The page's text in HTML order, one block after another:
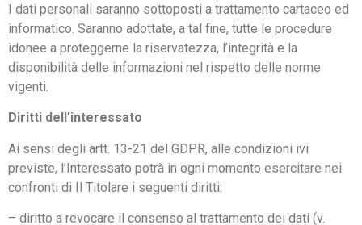
I dati personali saranno sottoposti a trattamento cartaceo ed
informatico. Saranno adottate, a tal fine, tutte le procedure
idonee a proteggerne la riservatezza, l’integrità e la
disponibilità delle informazioni nel rispetto delle norme
vigenti.
Diritti dell’interessato
Ai sensi degli artt. 13-21 del GDPR, alle condizioni ivi
previste, l’Interessato potrà in ogni momento esercitare nei
confronti di Il Titolare i seguenti diritti:
– diritto a revocare il consenso al trattamento dei dati (v.